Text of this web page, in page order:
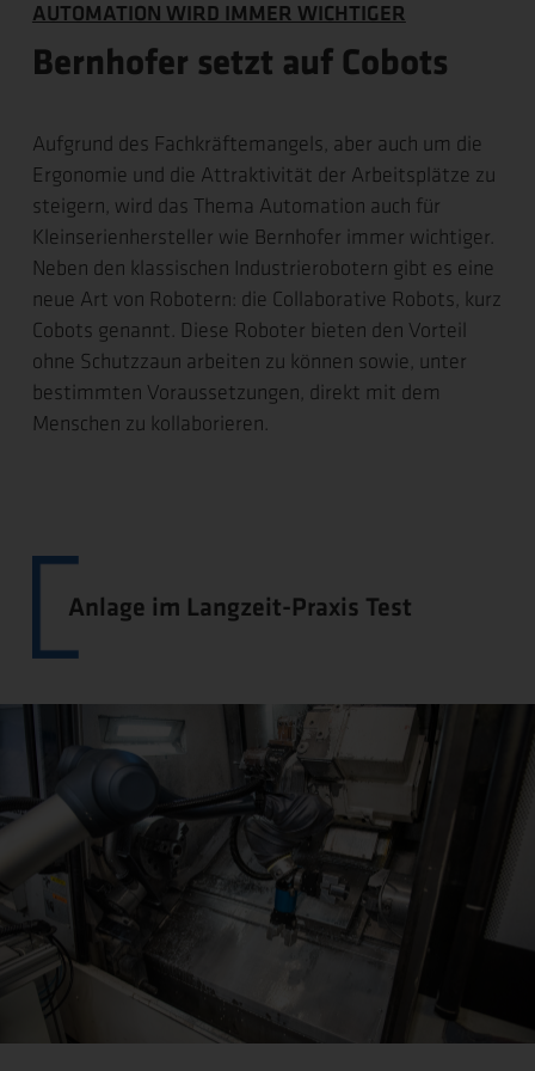
AUTOMATION WIRD IMMER WICHTIGER
Bernhofer setzt auf Cobots
Aufgrund des Fachkräftemangels, aber auch um die
Ergonomie und die Attraktivität der Arbeitsplätze zu
steigern, wird das Thema Automation auch für
Kleinserienhersteller wie Bernhofer immer wichtiger.
Neben den klassischen Industrierobotern gibt es eine
neue Art von Robotern: die Collaborative Robots, kurz
Cobots genannt. Diese Roboter bieten den Vorteil
ohne Schutzzaun arbeiten zu können sowie, unter
bestimmten Voraussetzungen, direkt mit dem
Menschen zu kollaborieren.
Anlage im Langzeit-Praxis Test